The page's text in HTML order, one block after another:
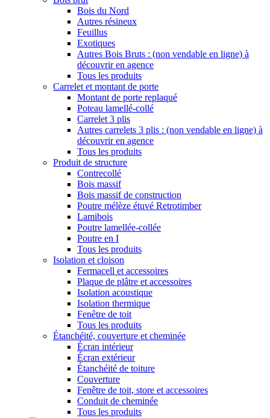
Bois du Nord
Autres résineux
Feuillus
Exotiques
Autres Bois Bruts : (non vendable en ligne) à
découvrir en agence
Tous les produits
Carrelet et montant de porte
Montant de porte replaqué
Poteau lamellé-collé
Carrelet 3 plis
Autres carrelets 3 plis : (non vendable en ligne) à
découvrir en agence
Tous les produits
Produit de structure
Contrecollé
Bois massif
Bois massif de construction
Poutre mélèze étuvé Retrotimber
Lamibois
Poutre lamellée-collée
Poutre en I
Tous les produits
Isolation et cloison
Fermacell et accessoires
Plaque de plâtre et accessoires
Isolation acoustique
Isolation thermique
Fenêtre de toit
Tous les produits
Étanchéité, couverture et cheminée
Écran intérieur
Écran extérieur
Étanchéité de toiture
Couverture
Fenêtre de toit, store et accessoires
Conduit de cheminée
Tous les produits